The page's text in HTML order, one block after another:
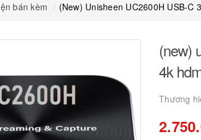
bán kèm (New) Unisheen UC2600H USB-C
(new)
4k
Thương